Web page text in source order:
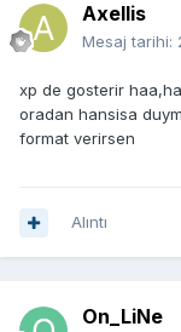
Axellis
Mesaj tarihi:
xp de gosterir
oradan hansisa
format verirsen
Alıntı
On_LiNe